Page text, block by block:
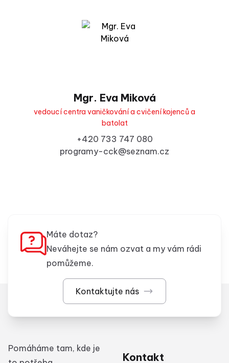
Mgr. Eva Miková
vedoucí centra vaničkování a cvičení kojenců a
batolat
+420 733 747 080
programy-cck@seznam.cz
Máte dotaz?
Neváhejte se nám ozvat a my vám rádi
pomůžeme.
Kontaktujte nás
Pomáháme tam, kde je
Kontakt